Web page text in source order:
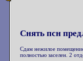
Снять псн
Сдам нежилое
полностью заселен. 2